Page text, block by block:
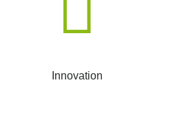
Innovation